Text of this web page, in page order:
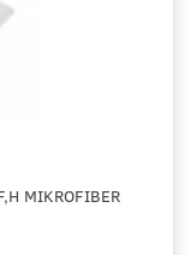
MIKROFIBER